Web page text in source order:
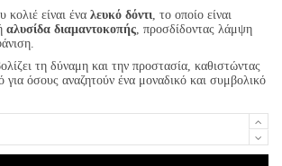
κολιέ είναι ένα λευκό δόντι , το οποίο είναι
αλυσίδα διαμαντοκοπής , προσδίδοντας λάμψη
τη δύναμη και την προστασία, καθιστώντας
για όσους αναζητούν ένα μοναδικό και συμβολικό